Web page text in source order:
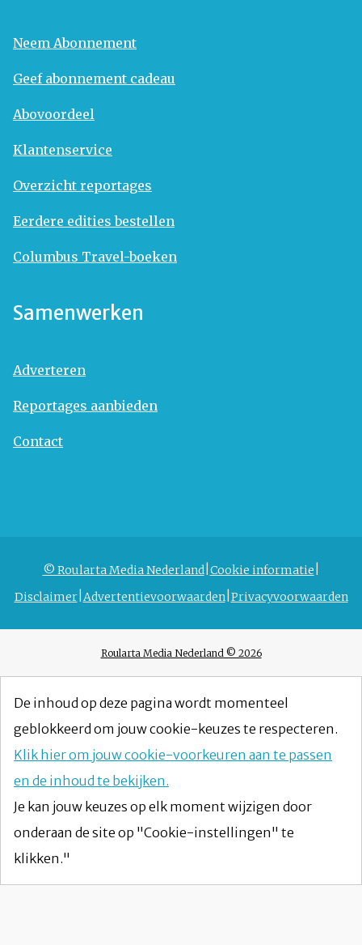
Neem Abonnement
Geef abonnement cadeau
Abovoordeel
Klantenservice
Overzicht reportages
Eerdere edities bestellen
Columbus Travel-boeken
Samenwerken
Adverteren
Reportages aanbieden
Contact
© Roularta Media Nederland Cookie informatie
Disclaimer Advertentievoorwaarden Privacyvoorwaarden
Roularta Media Nederland © 2026
De inhoud op deze pagina wordt momenteel
geblokkeerd om jouw cookie-keuzes te respecteren.
Klik hier om jouw cookie-voorkeuren aan te passen
en de inhoud te bekijken.
Je kan jouw keuzes op elk moment wijzigen door
onderaan de site op "Cookie-instellingen" te
klikken."